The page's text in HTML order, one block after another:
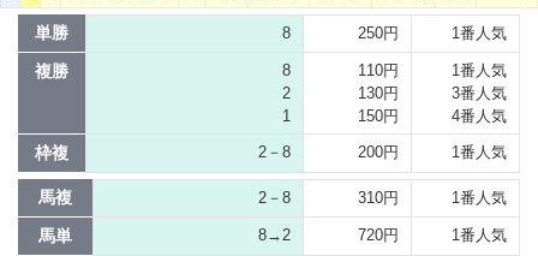
単勝 8 250円 1番人気
複勝
8
2
1
110円
130円
150円
1番人気
3番人気
4番人気
枠複 2－8 200円 1番人気
馬複 2－8 310円 1番人気
馬単 8→2 720円 1番人気